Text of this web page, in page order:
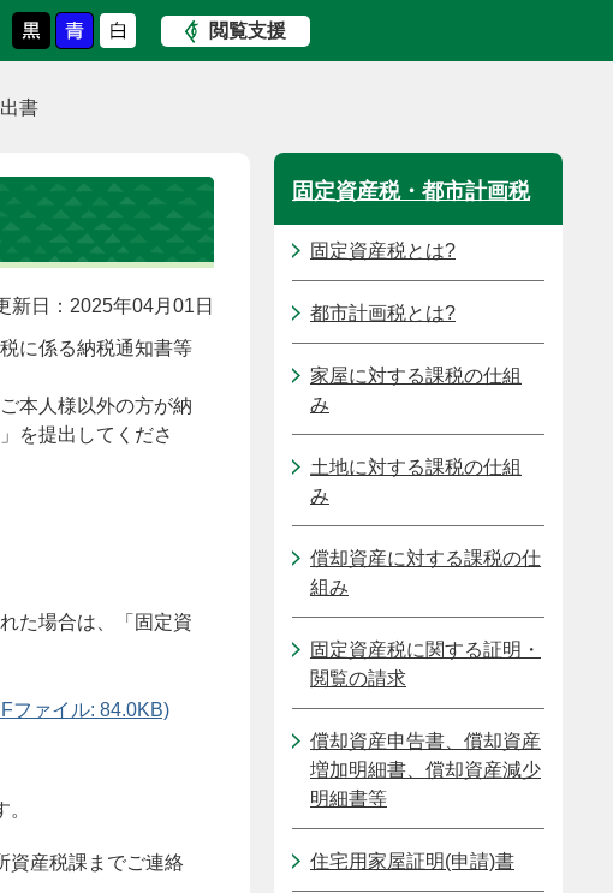
閲覧支援
書
新日：2025年04月01日
に係る納税通知書等
本人様以外の方が納
」を提出してくださ
た場合は、「固定資
ファイル: 84.0KB)
資産税課までご連絡
固定資産税・都市計画税
固定資産税とは?
都市計画税とは?
家屋に対する課税の仕組
み
土地に対する課税の仕組
み
償却資産に対する課税の仕
組み
固定資産税に関する証明・
閲覧の請求
償却資産申告書、償却資産
増加明細書、償却資産減少
明細書等
住宅用家屋証明(申請)書